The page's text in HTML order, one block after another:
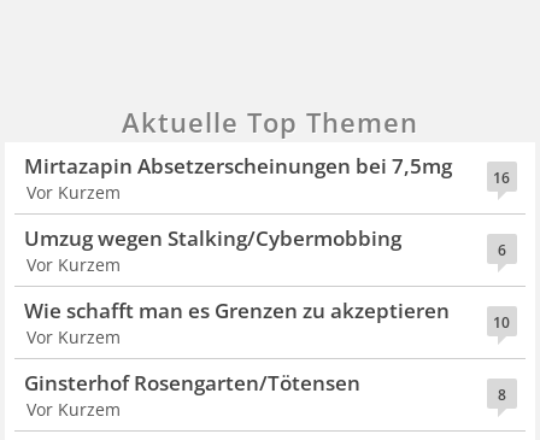
Aktuelle Top Themen
16
Mirtazapin Absetzerscheinungen bei 7,5mg
Vor Kurzem
6
Umzug wegen Stalking/Cybermobbing
Vor Kurzem
10
Wie schafft man es Grenzen zu akzeptieren
Vor Kurzem
8
Ginsterhof Rosengarten/Tötensen
Vor Kurzem